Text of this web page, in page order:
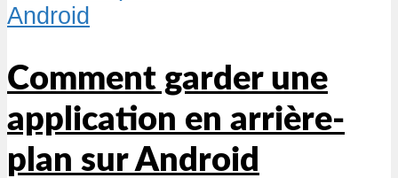
Android
Comment garder une
application en arrière-
plan sur Android